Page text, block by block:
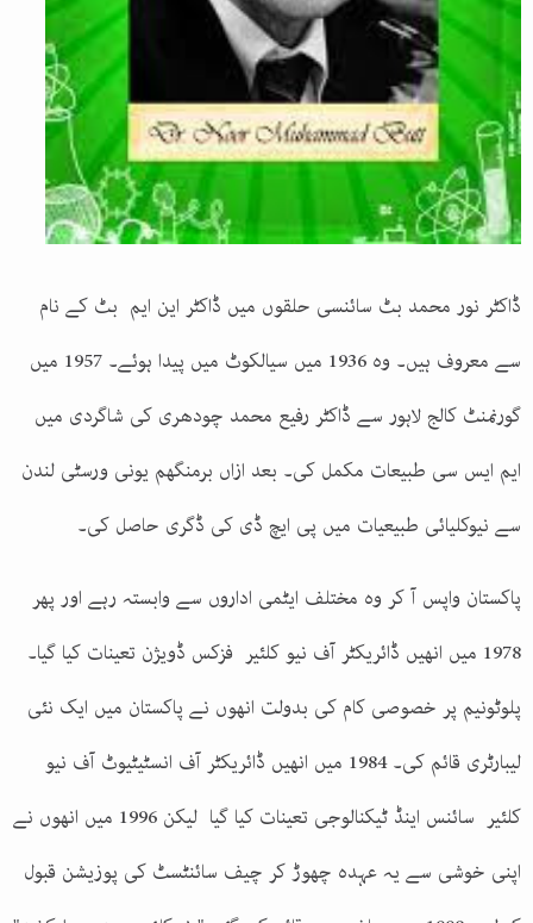
ڈاکٹر نور محمد بٹ سائنسی حلقوں میں ڈاکٹر این ایم بٹ کے نام
سے معروف ہیں۔ وہ 1936 میں سیالکوٹ میں پیدا ہوئے۔ 1957 میں
گورنمنٹ کالج لاہور سے ڈاکٹر رفیع محمد چودھری کی شاگردی میں
ایم ایس سی طبیعات مکمل کی۔ بعد ازاں برمنگھم یونی ورسٹی لندن
سے نیوکلیائی طبیعیات میں پی ایچ ڈی کی ڈگری حاصل کی۔
پاکستان واپس آ کر وہ مختلف ایٹمی اداروں سے وابستہ رہے اور پھر
1978 میں انھیں ڈائریکٹر آف نیو کلئیر فزکس ڈویژن تعینات کیا گیا۔
پلوٹونیم پر خصوصی کام کی بدولت انھوں نے پاکستان میں ایک نئی
لیبارٹری قائم کی۔ 1984 میں انھیں ڈائریکٹر آف انسٹیٹیوٹ آف نیو
کلئیر سائنس اینڈ ٹیکنالوجی تعینات کیا گیا لیکن 1996 میں انھوں نے
اپنی خوشی سے یہ عہدہ چھوڑ کر چیف سائنٹسٹ کی پوزیشن قبول